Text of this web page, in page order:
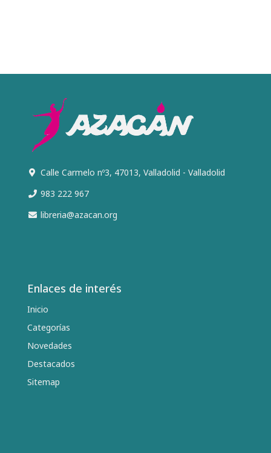
Calle Carmelo nº3, 47013, Valladolid - Valladolid
983 222 967
libreria@azacan.org
Enlaces de interés
Inicio
Categorías
Novedades
Destacados
Sitemap